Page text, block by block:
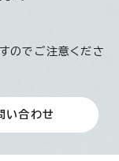
のでご注意くださ
い合わせ